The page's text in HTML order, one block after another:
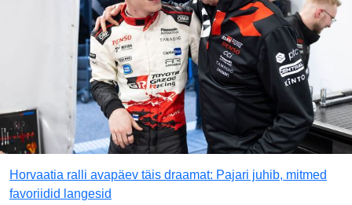
Horvaatia ralli avapäev täis draamat: Pajari juhib, mitmed
favoriidid langesid